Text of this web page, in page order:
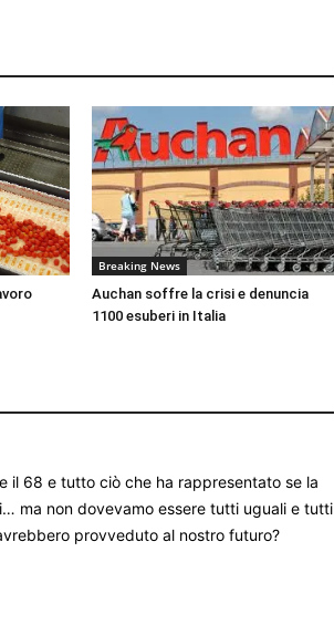
Breaking News
Auchan soffre la crisi e denuncia
1100 esuberi in Italia
il 68 e tutto ciò che ha rappresentato se la
ma non dovevamo essere tutti uguali e tutti
provveduto al nostro futuro?